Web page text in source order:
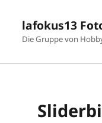
lafokus13
Die Gruppe von